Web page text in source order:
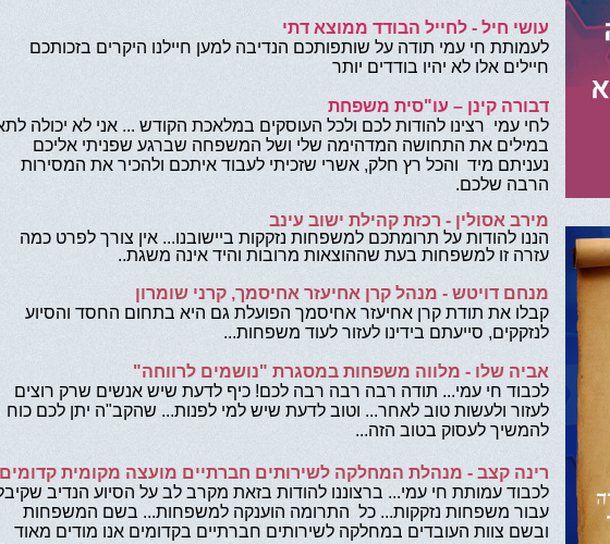
עושי חיל - לחייל הבודד ממוצא דתי
לעמותת חי עמי תודה על שותפותכם הנדיבה למען חיילנו היקרים בזכותכם
חיילים אלו לא יהיו בודדים יותר
דבורה קינן – עו"סית משפחת
לחי עמי רצינו להודות לכם ולכל העוסקים במלאכת הקודש ... אני לא יכולה
במילים את התחושה המדהימה שלי ושל המשפחה שברגע שפניתי אליכם
נעניתם מיד והכל רץ חלק, אשרי שזכיתי לעבוד איתכם ולהכיר את המסירות
הרבה שלכם.
מירב אסולין - רכזת קהילת ישוב עינב
הננו להודות על תרומתכם למשפחות נזקקות ביישובנו... אין צורך לפרט כמה
עזרה זו למשפחות בעת שההוצאות מרובות והיד אינה משגת..
מנחם דויטש - מנהל קרן אחיעזר אחיסמך, קרני שומרון
קבלו את תודת קרן אחיעזר אחיסמך הפועלת גם היא בתחום החסד והסיוע
לנזקקים, סייעתם בידינו לעזור לעוד משפחות...
אביה שלו - מלווה משפחות במסגרת "נושמים לרווחה"
לכבוד חי עמי... תודה רבה רבה רבה לכם! כיף לדעת שיש אנשים שרק רוצים
לעזור ולעשות טוב לאחר... וטוב לדעת שיש למי לפנות... שהקב"ה יתן לכם כוח
להמשיך לעסוק בטוב הזה...
רינה קצב - מנהלת המחלקה לשירותים חברתיים מועצה מקומית קדומים
לכבוד עמותת חי עמי... ברצוננו להודות בזאת מקרב לב על הסיוע הנדיב
עבור משפחות נזקקות... כל התרומה הוענקה למשפחות... בשם המשפחות
ובשם צוות העובדים במחלקה לשירותים חברתיים בקדומים אנו מודים מאוד